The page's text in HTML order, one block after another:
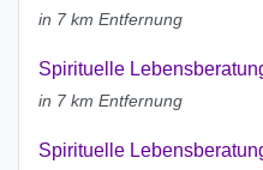
in 7 km Entfernung
Spirituelle
in 7 km Entfernung
Spirituelle